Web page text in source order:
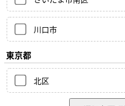
川口市
東京都
北区